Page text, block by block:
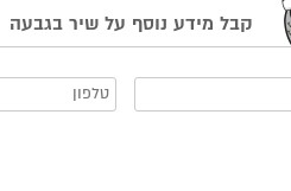
קבל מידע נוסף על שיר בגבעה